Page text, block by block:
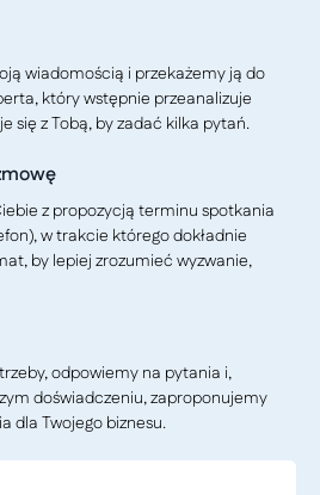
wiadomością i przekażemy ją do
który wstępnie przeanalizuje
się z Tobą, by zadać kilka pytań.
z propozycją terminu spotkania
w trakcie którego dokładnie
by lepiej zrozumieć wyzwanie,
odpowiemy na pytania i,
doświadczeniu, zaproponujemy
dla Twojego biznesu.